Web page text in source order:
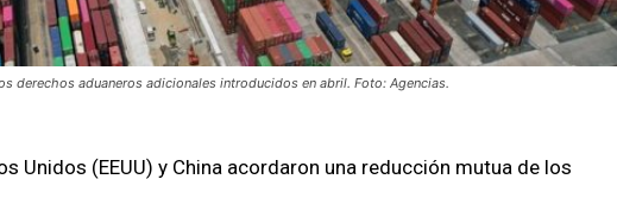
derechos aduaneros adicionales introducidos en abril. Foto: Agencias.
Unidos (EEUU) y China acordaron una reducción mutua de los